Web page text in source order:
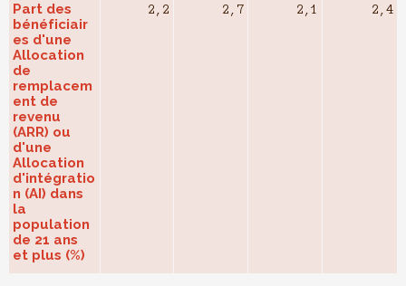
Part des
bénéficiair
es d'une
Allocation
de
remplacem
ent de
revenu
(ARR) ou
d'une
Allocation
d'intégratio
n (AI) dans
la
population
de 21 ans
et plus (%)
2,2 2,7 2,1 2,4